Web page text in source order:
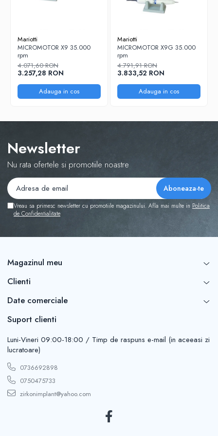
Mariotti
MICROMOTOR X9 35.000
rpm
4.071,60 RON
3.257,28 RON
Adauga in cos
Mariotti
MICROMOTOR X9G 35.000
rpm
4.791,91 RON
3.833,52 RON
Adauga in cos
Newsletter
Nu rata ofertele si promotiile noastre
Vreau sa primesc newsletter cu promotiile magazinului. Afla mai multe in Politica
de Confidentialitate
Magazinul meu
Clienti
Date comerciale
Suport clienti
Luni-Vineri 09:00-18:00 / Timp de raspuns e-mail (in aceeasi zi
lucratoare)
0736692898
0750475733
zirkonimplant@yahoo.com